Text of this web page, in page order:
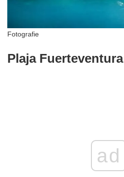
Fotografie
Plaja
ad